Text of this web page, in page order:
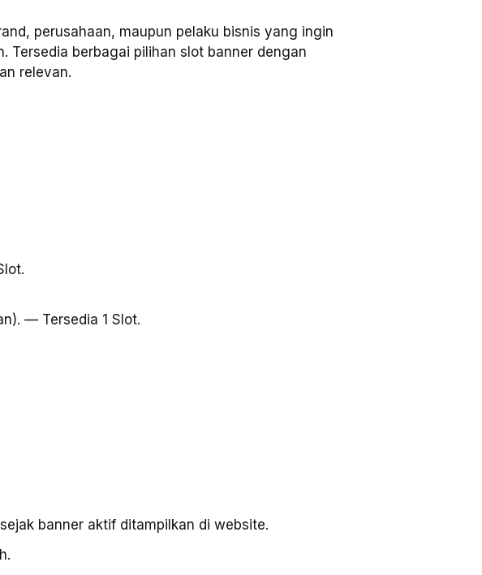
perusahaan, maupun pelaku bisnis yang ingin
Tersedia berbagai pilihan slot banner dengan
relevan.
— Tersedia 1 Slot.
banner aktif ditampilkan di website.